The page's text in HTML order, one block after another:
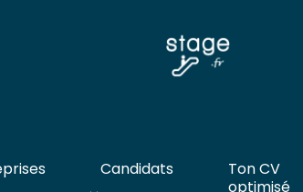
Candidats
Ton CV
optimisé